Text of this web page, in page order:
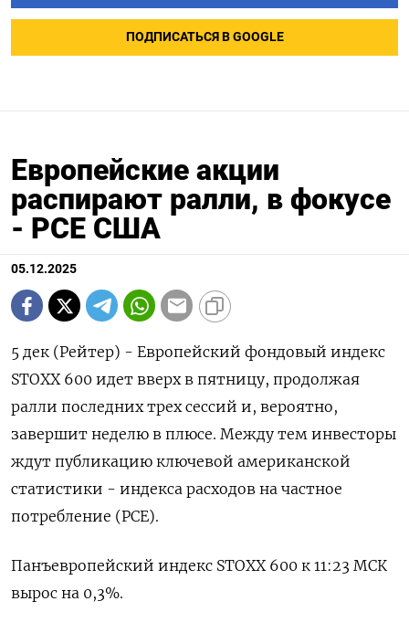
ПОДПИСАТЬСЯ В GOOGLE
Европейские акции
распирают ралли, в фокусе
- PCE США
05.12.2025
5 дек (Рейтер) - Европейский фондовый индекс
STOXX 600 идет вверх в пятницу, продолжая
ралли последних трех сессий и, вероятно,
завершит неделю в плюсе. Между тем инвесторы
ждут публикацию ключевой американской
статистики - индекса расходов на частное
потребление (PCE).
Панъевропейский индекс STOXX 600 к 11:23 МСК
вырос на 0,3%.